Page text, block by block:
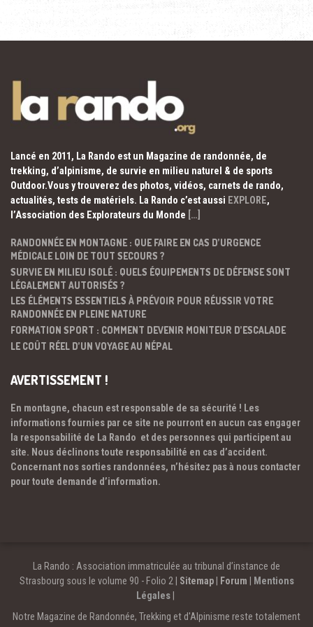
Lancé en 2011, La Rando est un Magazine de randonnée, de
trekking, d’alpinisme, de survie en milieu naturel & de sports
Outdoor.Vous y trouverez des photos, vidéos, carnets de rando,
actualités, tests de matériels. La Rando c’est aussi EXPLORE,
l’Association des Explorateurs du Monde […]
RANDONNÉE EN MONTAGNE : QUE FAIRE EN CAS D’URGENCE
MÉDICALE LOIN DE TOUT SECOURS ?
SURVIE EN MILIEU ISOLÉ : QUELS ÉQUIPEMENTS DE DÉFENSE SONT
LÉGALEMENT AUTORISÉS ?
LES ÉLÉMENTS ESSENTIELS À PRÉVOIR POUR RÉUSSIR VOTRE
RANDONNÉE EN PLEINE NATURE
FORMATION SPORT : COMMENT DEVENIR MONITEUR D’ESCALADE
LE COÛT RÉEL D’UN VOYAGE AU NÉPAL
AVERTISSEMENT !
En montagne, chacun est responsable de sa sécurité ! Les
informations fournies par ce site ne pourront en aucun cas engager
la responsabilité de La Rando et des personnes qui participent au
site. Nous déclinons toute responsabilité en cas d’accident.
Concernant nos sorties randonnées, n’hésitez pas à nous contacter
pour toute demande d’information.
La Rando : Association immatriculée au tribunal d’instance de
Strasbourg sous le volume 90 - Folio 2 | Sitemap| Forum
Mentions
Légales
Notre Magazine de Randonnée, Trekking et d'Alpinisme reste totalement